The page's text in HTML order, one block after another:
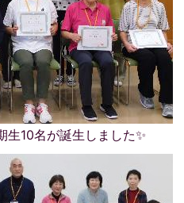
生10名が誕生しました✨